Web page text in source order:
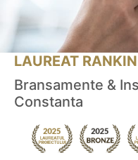
LAUREAT
Bransamente &
Constanta